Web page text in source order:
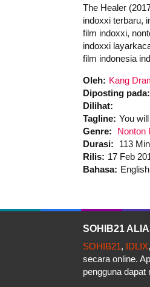
The Healer
indoxxi terbaru,
film indoxxi,
indoxxi
film indonesia
Oleh: Kang
Diposting pada:
Dilihat:
Tagline: You
Genre:
Nonton
Durasi:
113 Min
Rilis: 17 Feb
Bahasa: English
SOHIB21
SOHIB21, IDLIX,
secara online.
pengguna